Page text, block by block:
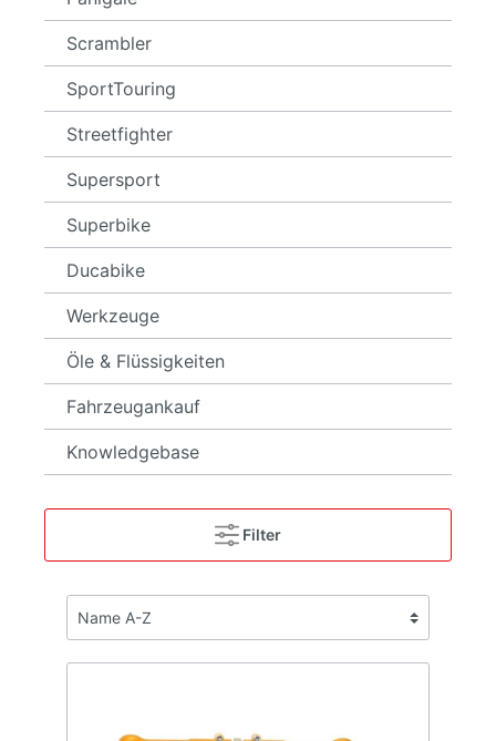
Scrambler
SportTouring
Streetfighter
Supersport
Superbike
Ducabike
Werkzeuge
Öle & Flüssigkeiten
Fahrzeugankauf
Knowledgebase
Filter